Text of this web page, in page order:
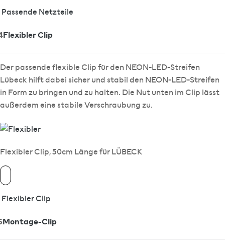
Passende Netzteile
Flexibler Clip
Der passende flexible Clip für den NEON-LED-Streifen
Lübeck hilft dabei sicher und stabil den NEON-LED-Streifen
in Form zu bringen und zu halten. Die Nut unten im Clip lässt
außerdem eine stabile Verschraubung zu.
Flexibler Clip, 50cm Länge für LÜBECK
Flexibler Clip
Montage-Clip